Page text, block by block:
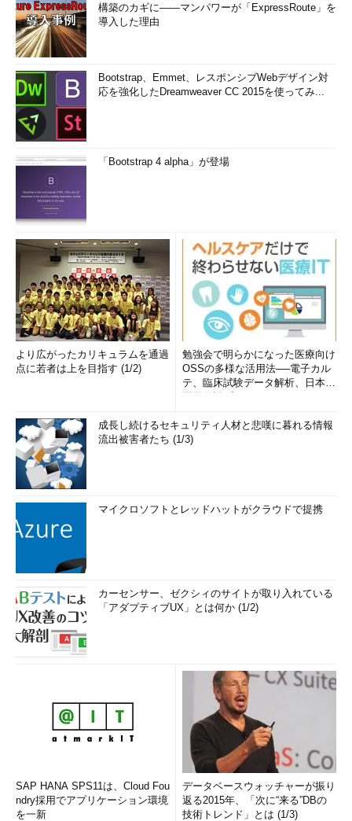
構築のカギに――マンパワーが「ExpressRoute」を
導入した理由
Bootstrap、Emmet、レスポンシブWebデザイン対
応を強化したDreamweaver CC 2015を使ってみ...
「Bootstrap 4 alpha」が登場
より広がったカリキュラムを通過
点に若者は上を目指す (1/2)
勉強会で明らかになった医療向け
OSSの多様な活用法──電子カル
テ、臨床試験データ解析、日本語
成長し続けるセキュリティ人材と悲嘆に暮れる情報
流出被害者たち (1/3)
マイクロソフトとレッドハットがクラウドで提携
カーセンサー、ゼクシィのサイトが取り入れている
「アダプティブUX」とは何か (1/2)
SAP HANA SPS11は、Cloud Fou
ndry採用でアプリケーション環境
を一新
データベースウォッチャーが振り
返る2015年、「次に“来る”DBの
技術トレンド」とは (1/3)